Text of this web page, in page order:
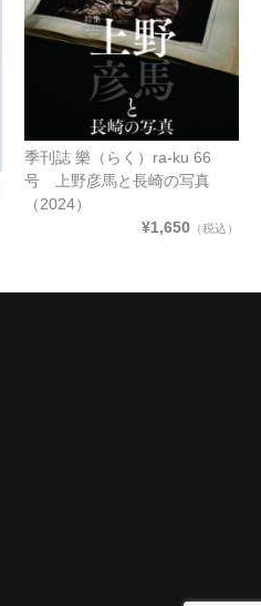
季刊誌 樂（らく）ra-ku 66
号 上野彦馬と長崎の写真
（2024）
¥1,650 （税込）